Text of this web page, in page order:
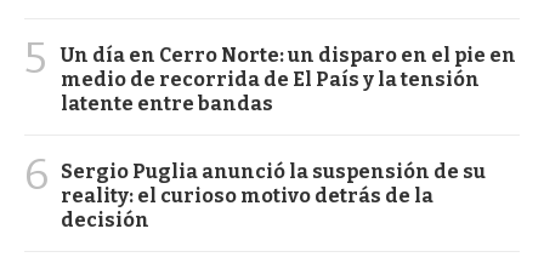
5
Un día en Cerro Norte: un disparo en el pie en
medio de recorrida de El País y la tensión
latente entre bandas
6
Sergio Puglia anunció la suspensión de su
reality: el curioso motivo detrás de la
decisión